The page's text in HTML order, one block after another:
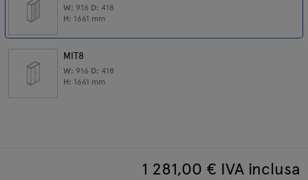
W: 916 D: 418
H: 1661 mm
MIT8
W: 916 D: 418
H: 1661 mm
1 281,00 € IVA inclusa